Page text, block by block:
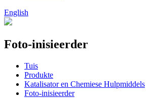
English
Foto-inisieerder
Tuis
Produkte
Katalisator en Chemiese Hulpmiddels
Foto-inisieerder